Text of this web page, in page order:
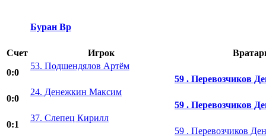
Буран Вр
Счет Игрок
0:0
53. Подшендялов Артём
59 . Перевозчиков
0:0
24. Денежкин Максим
59 . Перевозчиков
0:1
37. Слепец Кирилл
59 . Перевозчиков